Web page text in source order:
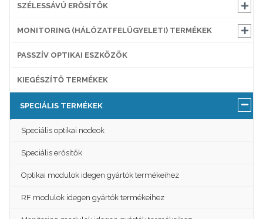
SZÉLESSÁVÚ ERŐSÍTŐK
MONITORING (HÁLÓZATFELÜGYELETI) TERMÉKEK
PASSZÍV OPTIKAI ESZKÖZÖK
KIEGÉSZÍTŐ TERMÉKEK
SPECIÁLIS TERMÉKEK
Speciális optikai nodeok
Speciális erősítők
Optikai modulok idegen gyártók termékeihez
RF modulok idegen gyártók termékeihez